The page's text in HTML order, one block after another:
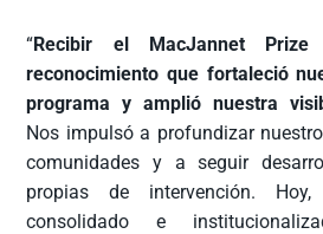
“Recibir el MacJannet
reconocimiento que fortaleció
programa y amplió nuestra
Nos impulsó a profundizar
comunidades y a seguir
propias de intervención.
consolidado e